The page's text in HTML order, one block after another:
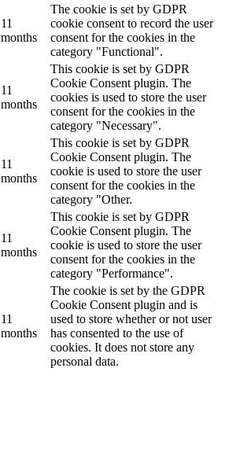
11
months
The cookie is set by GDPR
cookie consent to record the user
consent for the cookies in the
category "Functional".
11
months
This cookie is set by GDPR
Cookie Consent plugin. The
cookies is used to store the user
consent for the cookies in the
category "Necessary".
11
months
This cookie is set by GDPR
Cookie Consent plugin. The
cookie is used to store the user
consent for the cookies in the
category "Other.
11
months
This cookie is set by GDPR
Cookie Consent plugin. The
cookie is used to store the user
consent for the cookies in the
category "Performance".
11
months
The cookie is set by the GDPR
Cookie Consent plugin and is
used to store whether or not user
has consented to the use of
cookies. It does not store any
personal data.